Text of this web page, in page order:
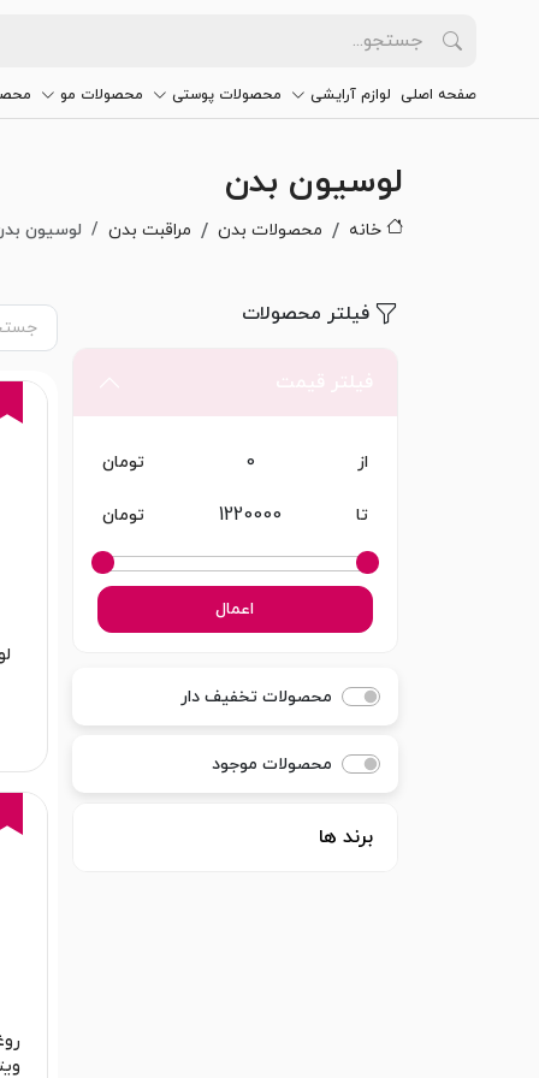
صفحه اصلی لوازم آرایشی محصولات پوستی محصولات مو
لوسیون بدن
خانه محصولات بدن مراقبت بدن لوسیون
فیلتر محصولات
از تومان
تا تومان
اعمال
محصولات تخفیف دار
محصولات موجود
برند ها